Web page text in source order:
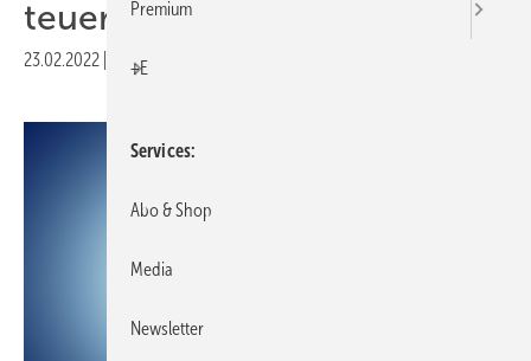
teuer
23.02.2022 Druckvorschau
Premium
+E
Services
Abo & Shop
Media
Newsletter